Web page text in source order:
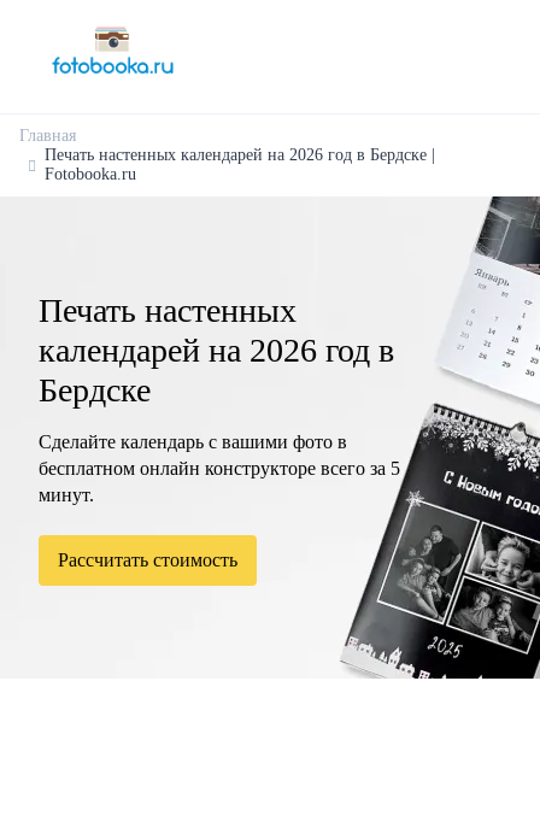
Главная
Печать настенных календарей на 2026 год в Бердске |
Fotobooka.ru
Печать настенных
календарей на 2026 год в
Бердске
Сделайте календарь с вашими фото в
бесплатном онлайн конструкторе всего за 5
минут.
Рассчитать стоимость